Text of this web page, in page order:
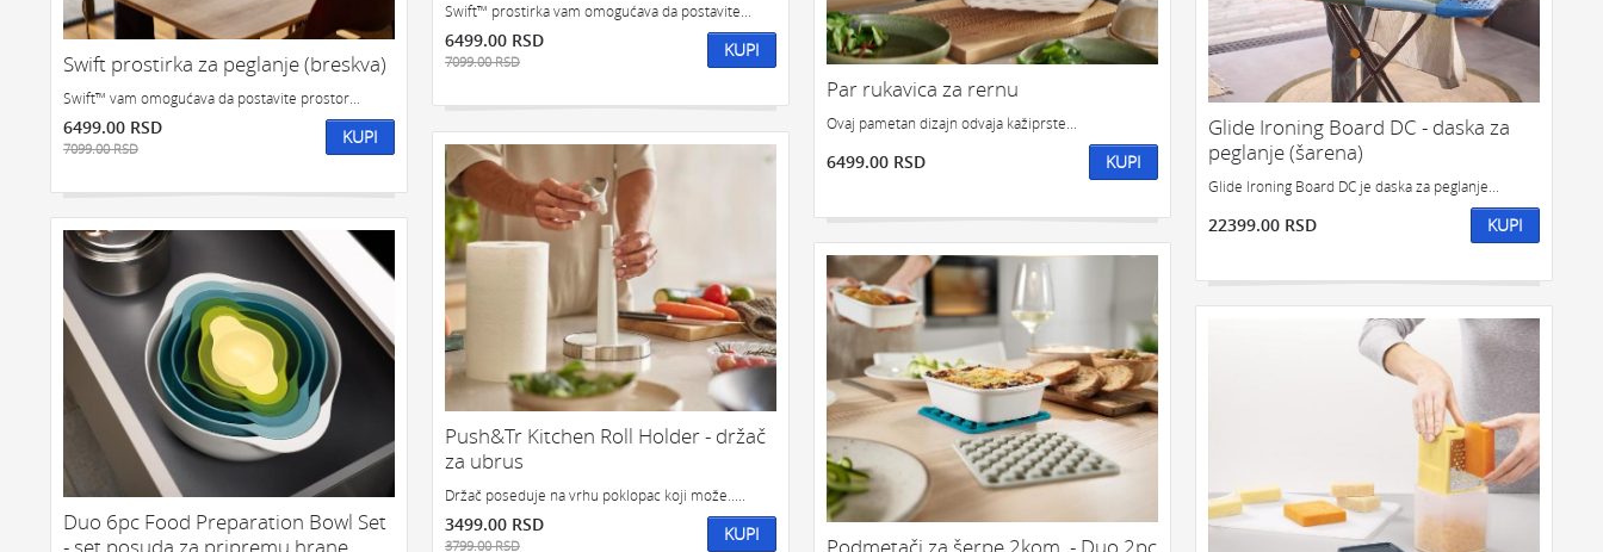
Swift™ prostirka vam omogućava da postavite...
6499.00 RSD
7099.00 RSD
KUPI
Swift prostirka za peglanje (breskva)
Swift™ vam omogućava da postavite prostor...
6499.00 RSD
7099.00 RSD
KUPI
Par rukavica za rernu
Ovaj pametan dizajn odvaja kažiprste...
6499.00 RSD KUPI
Glide Ironing Board DC - daska za
peglanje (šarena)
Glide Ironing Board DC je daska za peglanje...
22399.00 RSD KUPI
Push&Tr Kitchen Roll Holder - držač
za ubrus
Držač poseduje na vrhu poklopac koji može.....
3499.00 RSD
3799.00 RSD
KUPI
Duo 6pc Food Preparation Bowl Set